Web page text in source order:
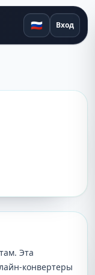
🇷🇺 Вход
Эта
конвертеры